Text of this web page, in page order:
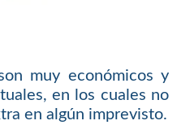
muy económicos y
en los cuales no
en algún imprevisto.